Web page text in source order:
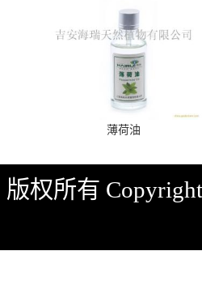
薄荷油
版权所有